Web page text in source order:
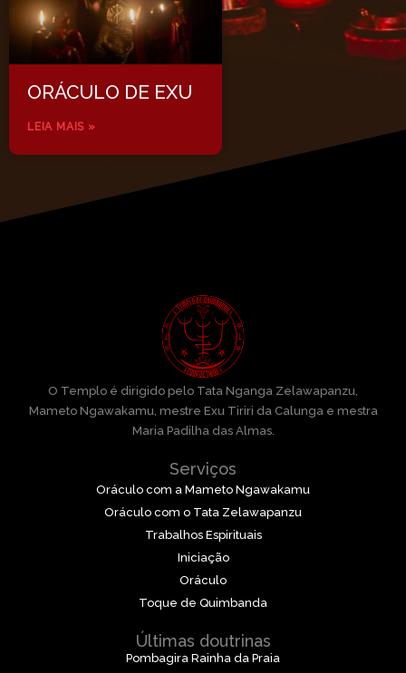
ORÁCULO DE EXU
LEIA MAIS »
O Templo é dirigido pelo Tata Nganga Zelawapanzu,
Mameto Ngawakamu, mestre Exu Tiriri da Calunga e mestra
Maria Padilha das Almas.
Serviços
Oráculo com a Mameto Ngawakamu
Oráculo com o Tata Zelawapanzu
Trabalhos Espirituais
Iniciação
Oráculo
Toque de Quimbanda
Últimas doutrinas
Pombagira Rainha da Praia